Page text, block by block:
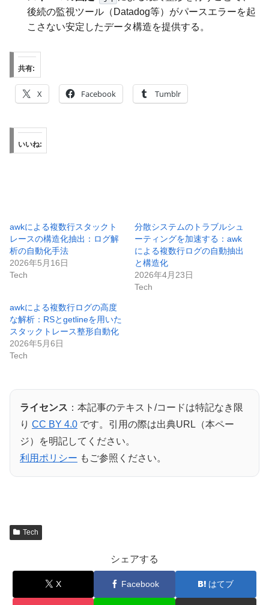
後続の監視ツール（Datadog等）がパースエラーを起
こさない安定したデータ構造を提供する。
共有:
X Facebook Tumblr
いいね:
awkによる複数行スタックト
レースの構造化抽出：ログ解
析の自動化手法
2026年5月16日
Tech
分散システムのトラブルシュ
ーティングを加速する：awk
による複数行ログの自動抽出
と構造化
2026年4月23日
Tech
awkによる複数行ログの高度
な解析：RSとgetlineを用いた
スタックトレース整形自動化
2026年5月6日
Tech
ライセンス ：本記事のテキスト/コードは特記なき限
り CC BY 4.0 です。引用の際は出典URL（本ペー
ジ）を明記してください。
利用ポリシー もご参照ください。
Tech
シェアする
X Facebook はてブ